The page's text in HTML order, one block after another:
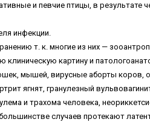
и певчие птицы, в результате
инфекции.
т. к. многие из них —
картину и
мышей, вирусные аборты коров,
ягнят, гранулезный
и трахома человека,
случаев протекают